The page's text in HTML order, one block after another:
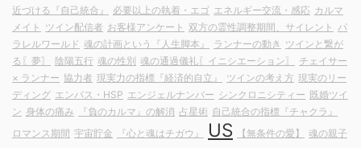
近づける『自己統合』
必要以上の執着・エゴ エネルギー交流・感応 カルマ
メイト ツイン配信者 お客様アンケート 双方の霊性調整期間、サイレント パ
ラレルワールド 魂の計画という『人生脚本』 ランナーの動き ツインと繋が
る〖夢〗
陰陽五行 魂の性別 魂の通過儀礼〖イニシエーション〗
チェイサー
× ランナー 協力者 現実力の指標『経済的自立』 ツインの考え方 現実のリー
ディング エンパス・HSP エンジェルナンバー シンクロニシティー 既婚ツイ
ン 身体の痛み 『負のカルマ』の解消 占星術 自己統合の指標『チャクラ』
ロマンス期間 宇宙貯金 『心と魂はチガウ』 US 【無条件の愛】 魂の親子